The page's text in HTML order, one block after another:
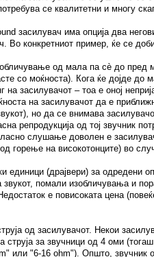
се квалитетни и многу
засилувач има опција два
Во конкретниот пример, ќе се
од мала па сè до пред
со моќноста). Кога ќе дојде до
засилувачот – тоа е оној
на засилувачот да е
но да се внимава
репродукција од тој звучник
слушање доволен е
горење на високотонците) во
единици (драјвери) за одредени
помали изобличувања и
е повисоката цена
од засилувачот. Некои
за звучници од 4 оми
или "6-16 ohm"). Општо, звучник